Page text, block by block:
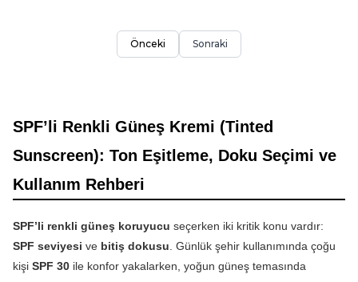
Önceki Sonraki
SPF’li Renkli Güneş Kremi (Tinted
Sunscreen): Ton Eşitleme, Doku Seçimi ve
Kullanım Rehberi
SPF’li renkli güneş koruyucu seçerken iki kritik konu vardır:
SPF seviyesi ve bitiş dokusu . Günlük şehir kullanımında çoğu
kişi SPF 30 ile konfor yakalarken, yoğun güneş temasında